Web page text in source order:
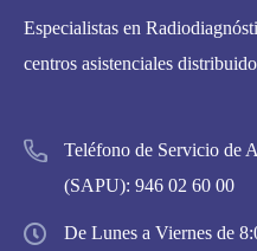
Especialistas en
centros asistenciales
Teléfono de Servicio de
(SAPU): 946 02 60 00
De Lunes a Viernes de